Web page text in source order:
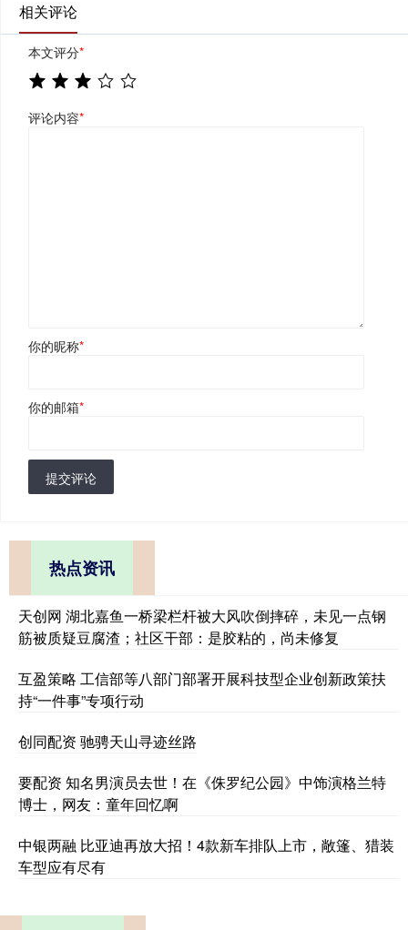
相关评论
本文评分*
评论内容*
你的昵称*
你的邮箱*
提交评论
热点资讯
天创网 湖北嘉鱼一桥梁栏杆被大风吹倒摔碎，未见一点钢
筋被质疑豆腐渣；社区干部：是胶粘的，尚未修复
互盈策略 工信部等八部门部署开展科技型企业创新政策扶
持“一件事”专项行动
创同配资 驰骋天山寻迹丝路
要配资 知名男演员去世！在《侏罗纪公园》中饰演格兰特
博士，网友：童年回忆啊
中银两融 比亚迪再放大招！4款新车排队上市，敞篷、猎装
车型应有尽有